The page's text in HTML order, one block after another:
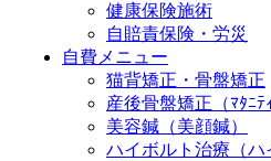
健康保険施術
自賠責保険・労災
自費メニュー
猫背矯正・骨盤矯正
産後骨盤矯正（ﾏﾀﾆﾃｨ
美容鍼（美顔鍼）
ハイボルト治療（ハ